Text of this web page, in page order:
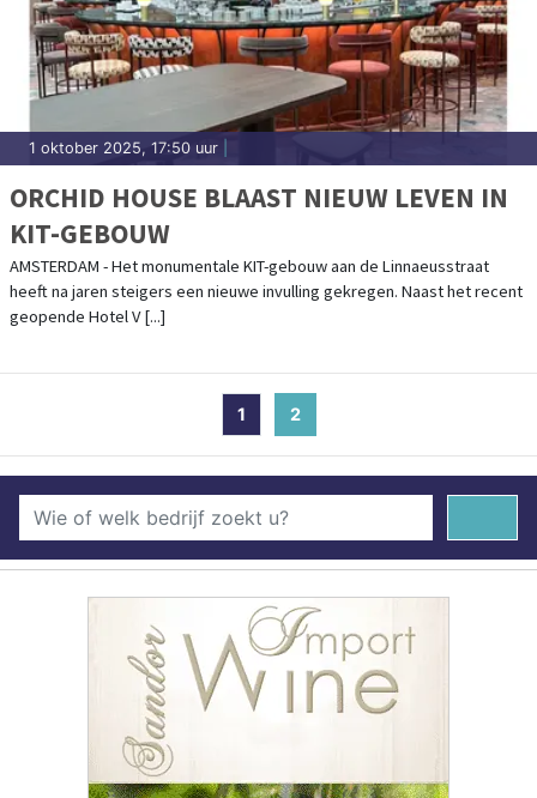
1 oktober 2025, 17:50 uur
ORCHID HOUSE BLAAST NIEUW LEVEN IN
KIT-GEBOUW
AMSTERDAM - Het monumentale KIT-gebouw aan de Linnaeusstraat
heeft na jaren steigers een nieuwe invulling gekregen. Naast het recent
geopende Hotel V [...]
1 2(current)